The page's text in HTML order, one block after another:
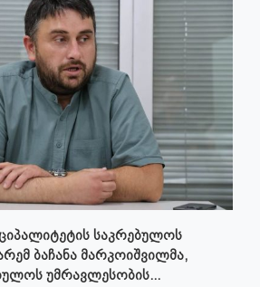
საკრებულოს
ბაჩანა მარკოიშვილმა,
უმრავლესობის...